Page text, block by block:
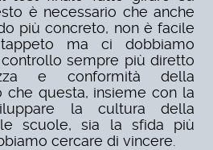
è necessario che anche
più concreto, non è facile
ma ci dobbiamo
sempre più diretto
e conformità della
che questa, insieme con la
la cultura della
scuole, sia la sfida più
cercare di vincere.